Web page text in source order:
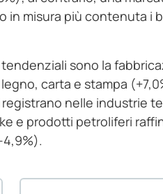
in misura più contenuta i
sono la
carta e stampa
nelle industrie
e prodotti petroliferi